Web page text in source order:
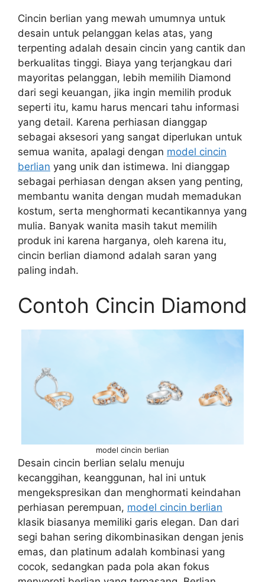
Cincin berlian yang mewah umumnya untuk
desain untuk pelanggan kelas atas, yang
terpenting adalah desain cincin yang cantik dan
berkualitas tinggi. Biaya yang terjangkau dari
mayoritas pelanggan, lebih memilih Diamond
dari segi keuangan, jika ingin memilih produk
seperti itu, kamu harus mencari tahu informasi
yang detail. Karena perhiasan dianggap
sebagai aksesori yang sangat diperlukan untuk
semua wanita, apalagi dengan model cincin
berlian yang unik dan istimewa. Ini dianggap
sebagai perhiasan dengan aksen yang penting,
membantu wanita dengan mudah memadukan
kostum, serta menghormati kecantikannya yang
mulia. Banyak wanita masih takut memilih
produk ini karena harganya, oleh karena itu,
cincin berlian diamond adalah saran yang
paling indah.
Contoh Cincin Diamond
model cincin berlian
Desain cincin berlian selalu menuju
kecanggihan, keanggunan, hal ini untuk
mengekspresikan dan menghormati keindahan
perhiasan perempuan, model cincin berlian
klasik biasanya memiliki garis elegan. Dan dari
segi bahan sering dikombinasikan dengan jenis
emas, dan platinum adalah kombinasi yang
cocok, sedangkan pada pola akan fokus